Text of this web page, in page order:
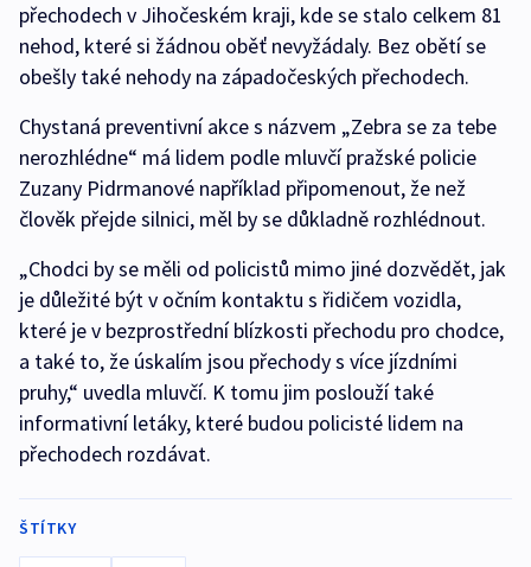
přechodech v Jihočeském kraji, kde se stalo celkem 81
nehod, které si žádnou oběť nevyžádaly. Bez obětí se
obešly také nehody na západočeských přechodech.
Chystaná preventivní akce s názvem „Zebra se za tebe
nerozhlédne“ má lidem podle mluvčí pražské policie
Zuzany Pidrmanové například připomenout, že než
člověk přejde silnici, měl by se důkladně rozhlédnout.
„Chodci by se měli od policistů mimo jiné dozvědět, jak
je důležité být v očním kontaktu s řidičem vozidla,
které je v bezprostřední blízkosti přechodu pro chodce,
a také to, že úskalím jsou přechody s více jízdními
pruhy,“ uvedla mluvčí. K tomu jim poslouží také
informativní letáky, které budou policisté lidem na
přechodech rozdávat.
ŠTÍTKY